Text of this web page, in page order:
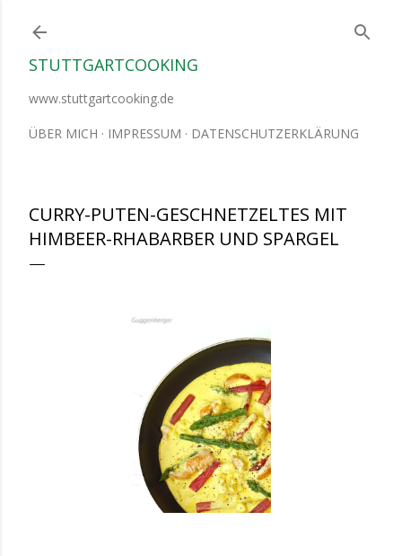
STUTTGARTCOOKING
www.stuttgartcooking.de
ÜBER MICH IMPRESSUM DATENSCHUTZERKLÄRUNG
CURRY-PUTEN-GESCHNETZELTES MIT
HIMBEER-RHABARBER UND SPARGEL